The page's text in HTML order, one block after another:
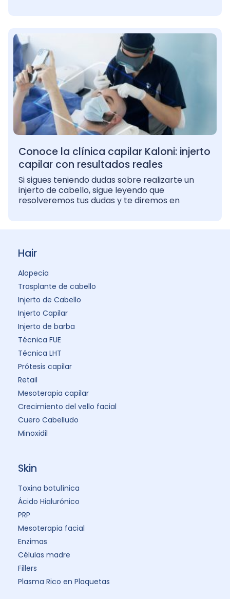
Conoce la clínica capilar Kaloni: injerto
capilar con resultados reales
Si sigues teniendo dudas sobre realizarte un
injerto de cabello, sigue leyendo que
resolveremos tus dudas y te diremos en
Hair
Alopecia
Trasplante de cabello
Injerto de Cabello
Injerto Capilar
Injerto de barba
Técnica FUE
Técnica LHT
Prótesis capilar
Retail
Mesoterapia capilar
Crecimiento del vello facial
Cuero Cabelludo
Minoxidil
Skin
Toxina botulínica
Ácido Hialurónico
PRP
Mesoterapia facial
Enzimas
Células madre
Fillers
Plasma Rico en Plaquetas